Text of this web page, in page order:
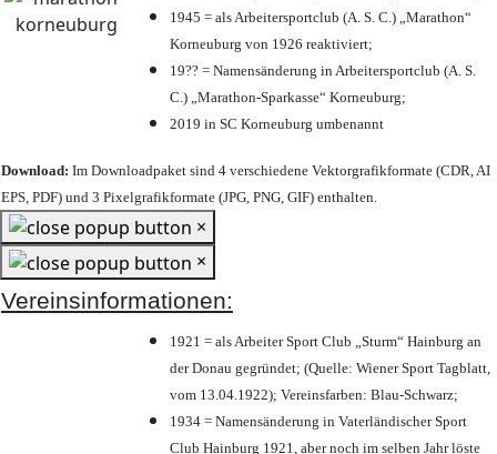
1945 = als Arbeitersportclub (A. S. C.) „Marathon“
Korneuburg von 1926 reaktiviert;
19?? = Namensänderung in Arbeitersportclub (A. S.
C.) „Marathon-Sparkasse“ Korneuburg;
2019 in SC Korneuburg umbenannt
Download: Im Downloadpaket sind 4 verschiedene Vektorgrafikformate (CDR, AI
EPS, PDF) und 3 Pixelgrafikformate (JPG, PNG, GIF) enthalten.
×
×
Vereinsinformationen:
1921 = als Arbeiter Sport Club „Sturm“ Hainburg an
der Donau gegründet; (Quelle: Wiener Sport Tagblatt,
vom 13.04.1922); Vereinsfarben: Blau-Schwarz;
1934 = Namensänderung in Vaterländischer Sport
Club Hainburg 1921, aber noch im selben Jahr löste